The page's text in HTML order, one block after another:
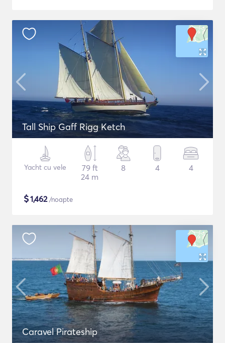
Tall Ship Gaff Rigg Ketch
Yacht cu vele
79 ft
24 m
8 4 4
$1,462/noapte
Caravel Pirateship